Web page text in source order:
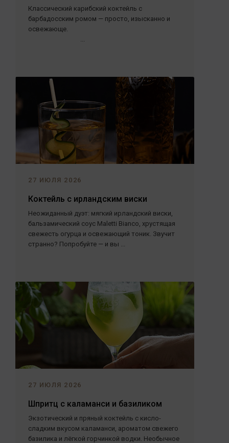
Классический карибский коктейль с
барбадосским ромом — просто, изысканно и
освежающе.
...
27 ИЮЛЯ 2026
Коктейль с ирландским виски
Неожиданный дуэт: мягкий ирландский виски,
бальзамический соус Maletti Bianco, хрустящая
свежесть огурца и освежающий тоник. Звучит
странно? Попробуйте — и вы ...
27 ИЮЛЯ 2026
Шпритц с каламанси и базиликом
Экзотический и пряный коктейль с кисло-
сладким вкусом каламанси, ароматом свежего
базилика и лёгкой горчинкой водки. Необычное